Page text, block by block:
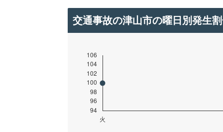
交通事故の津山市の曜日別発生